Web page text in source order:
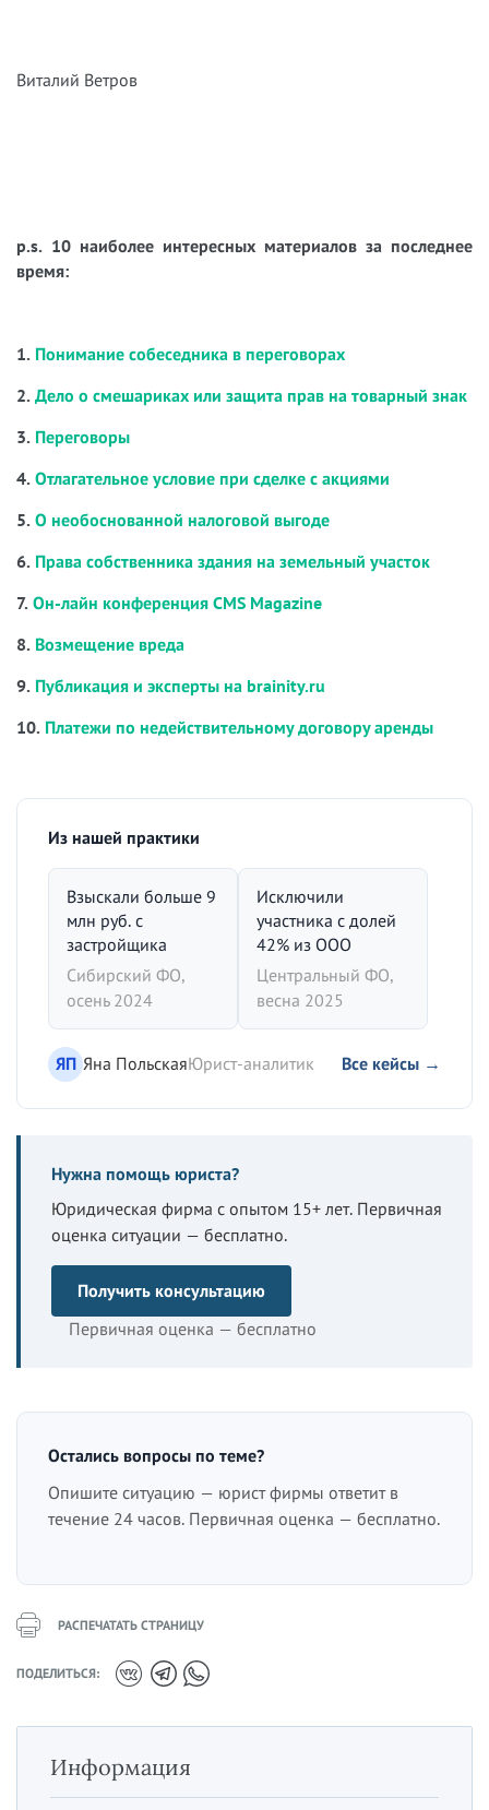
Виталий Ветров
p.s. 10 наиболее интересных материалов за последнее
время:
1. Понимание собеседника в переговорах
2. Дело о смешариках или защита прав на товарный знак
3. Переговоры
4. Отлагательное условие при сделке с акциями
5. О необоснованной налоговой выгоде
6. Права собственника здания на земельный участок
7. Он-лайн конференция CMS Magazine
8. Возмещение вреда
9. Публикация и эксперты на brainity.ru
10. Платежи по недействительному договору аренды
Из нашей практики
Взыскали больше 9
млн руб. с
застройщика
Сибирский ФО,
осень 2024
Исключили
участника с долей
42% из ООО
Центральный ФО,
весна 2025
ЯП Яна ПольскаяЮрист-аналитик Все кейсы →
Нужна помощь юриста?
Юридическая фирма с опытом 15+ лет. Первичная
оценка ситуации — бесплатно.
Получить консультацию
Первичная оценка — бесплатно
Остались вопросы по теме?
Опишите ситуацию — юрист фирмы ответит в
течение 24 часов. Первичная оценка — бесплатно.
РАСПЕЧАТАТЬ СТРАНИЦУ
ПОДЕЛИТЬСЯ:
Информация